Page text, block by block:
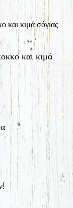
και κιμά